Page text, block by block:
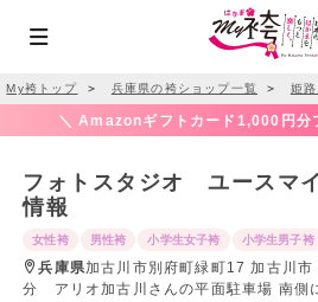
My袴トップ ＞ 兵庫県の袴ショップ一覧 ＞ 姫
＼ Amazonギフトカード1,000円分
フォトスタジオ ユースマ
情報
女性袴 男性袴 小学生女子袴 小学生男子袴
兵庫県加古川市別府町緑町17 加古川
分 アリオ加古川さんの平面駐車場 南側